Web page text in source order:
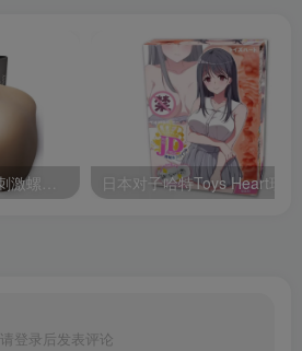
美国TAISEN大猩猩高刺激螺旋纹飞机杯测评报告
请登录后发表评论